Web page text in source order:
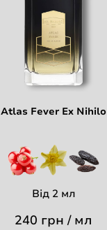
Atlas Fever Ex Nihilo
Від 2 мл
240 грн / мл